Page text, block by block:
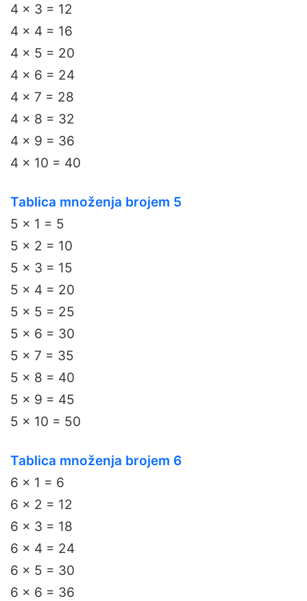
4 x 3 = 12
4 x 4 = 16
4 x 5 = 20
4 x 6 = 24
4 x 7 = 28
4 x 8 = 32
4 x 9 = 36
4 x 10 = 40
Tablica množenja brojem 5
5 x 1 = 5
5 x 2 = 10
5 x 3 = 15
5 x 4 = 20
5 x 5 = 25
5 x 6 = 30
5 x 7 = 35
5 x 8 = 40
5 x 9 = 45
5 x 10 = 50
Tablica množenja brojem 6
6 x 1 = 6
6 x 2 = 12
6 x 3 = 18
6 x 4 = 24
6 x 5 = 30
6 x 6 = 36